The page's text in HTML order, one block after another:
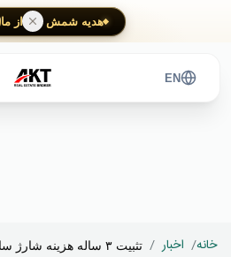
Skip to main contentهدیه شمش طلا از ما
EN
خانه/ اخبار / تثبیت ۳ ساله هزینه شارژ ساختمان در دبی: قانون ج...